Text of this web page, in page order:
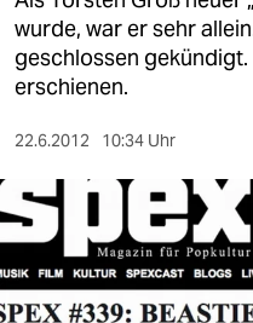
gesellschaft
kultur
sport
berlin
nord
wahrheit
wurde, war er sehr
geschlossen
erschienen.
22.6.2012 10:34 Uhr